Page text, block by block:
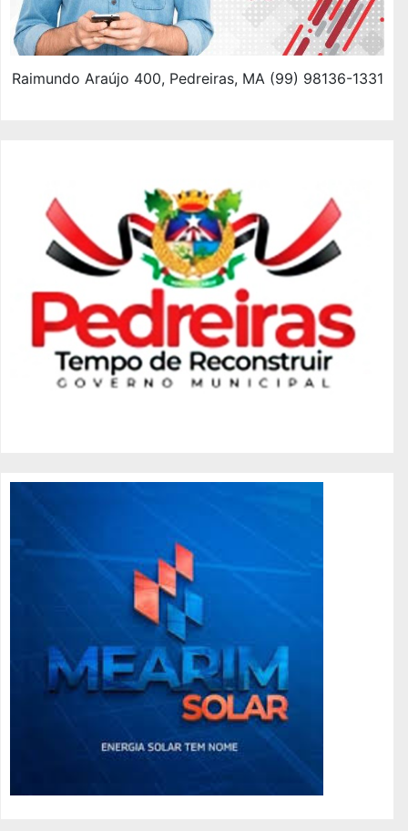
Raimundo Araújo 400, Pedreiras, MA (99) 98136-1331